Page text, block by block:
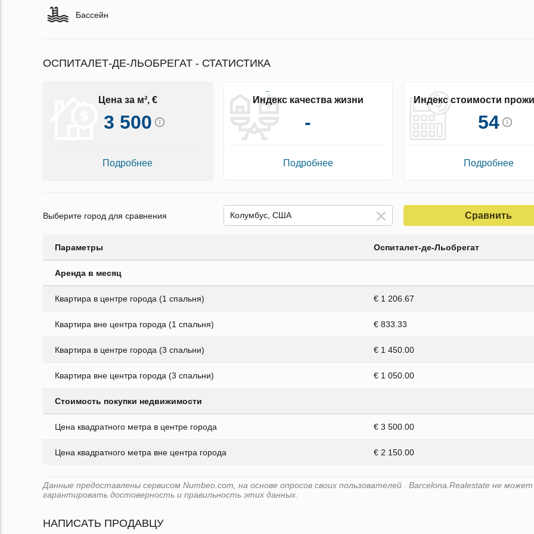
Бассейн
ОСПИТАЛЕТ-ДЕ-ЛЬОБРЕГАТ - СТАТИСТИКА
Цена за м², €
3 500
Подробнее
Индекс качества жизни
-
Подробнее
Индекс стоимости
54
Подробнее
Выберите город для сравнения Сравнить
Параметры Оспиталет-де-Льобрегат
Аренда в месяц
Квартира в центре города (1 спальня) € 1 206.67
Квартира вне центра города (1 спальня) € 833.33
Квартира в центре города (3 спальни) € 1 450.00
Квартира вне центра города (3 спальни) € 1 050.00
Стоимость покупки недвижимости
Цена квадратного метра в центре города € 3 500.00
Цена квадратного метра вне центра города € 2 150.00
Данные предоставлены сервисом Numbeo.com, на основе опросов своих пользователей . Barcelona.Realestate не может
гарантировать достоверность и правильность этих данных.
НАПИСАТЬ ПРОДАВЦУ